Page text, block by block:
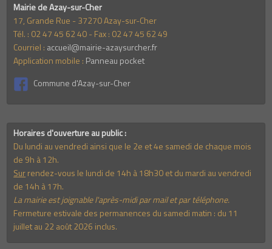
Mairie de Azay-sur-Cher
17, Grande Rue - 37270 Azay-sur-Cher
Tél. : 02 47 45 62 40 - Fax : 02 47 45 62 49
Courriel : accueil@mairie-azaysurcher.fr
Application mobile : Panneau pocket
Commune d'Azay-sur-Cher
Horaires d'ouverture au public :
Du lundi au vendredi ainsi que le 2e et 4e samedi de chaque mois
de 9h à 12h.
Surrendez-vous le lundi de 14h à 18h30 et du mardi au vendredi
de 14h à 17h.
La mairie est joignable l'après-midi par mail et par téléphone.
Fermeture estivale des permanences du samedi matin : du 11
juillet au 22 août 2026 inclus.